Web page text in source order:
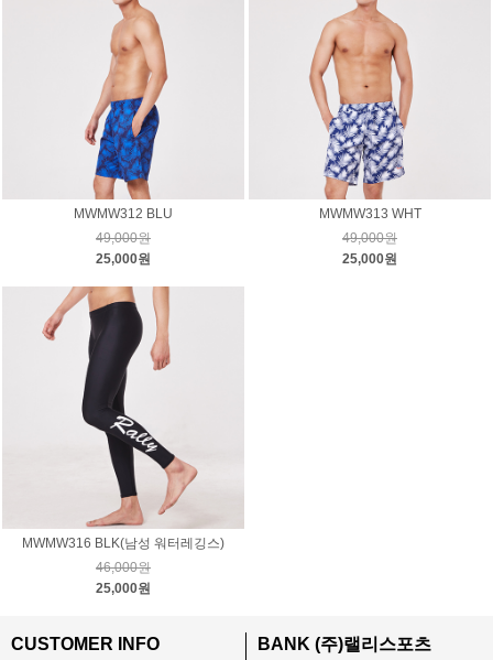
MWMW312 BLU
49,000원
25,000원
MWMW313 WHT
49,000원
25,000원
MWMW316 BLK(남성 워터레깅스)
46,000원
25,000원
CUSTOMER INFO BANK (주)랠리스포츠